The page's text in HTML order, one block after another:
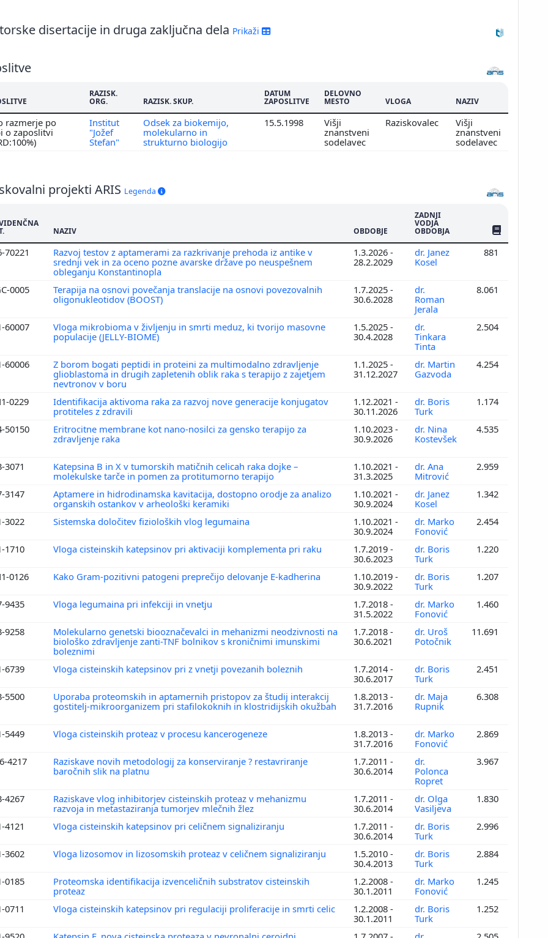
disertacije in druga zaključna dela Prikaži
RAZISK.
ORG. RAZISK. SKUP.
DATUM
ZAPOSLITVE
DELOVNO
MESTO VLOGA NAZIV
razmerje po
o zaposlitvi
Institut
"Jožef
Stefan"
Odsek za biokemijo,
molekularno in
strukturno biologijo
15.5.1998
Višji
znanstveni
sodelavec
Raziskovalec
Višji
znanstveni
sodelavec
projekti ARIS Legenda
NAZIV OBDOBJE
ZADNJI
VODJA
OBDOBJA ŠTEV.
70221
Razvoj testov z aptamerami za razkrivanje prehoda iz antike v
srednji vek in za oceno pozne avarske države po neuspešnem
obleganju Konstantinopla
1.3.2026 -
28.2.2029
dr. Janez
Kosel
881
0005
Terapija na osnovi povečanja translacije na osnovi povezovalnih
oligonukleotidov (BOOST)
1.7.2025 -
30.6.2028
dr.
Roman
Jerala
8.061
60007
Vloga mikrobioma v življenju in smrti meduz, ki tvorijo masovne
populacije (JELLY-BIOME)
1.5.2025 -
30.4.2028
dr.
Tinkara
Tinta
2.504
60006
Z borom bogati peptidi in proteini za multimodalno zdravljenje
glioblastoma in drugih zapletenih oblik raka s terapijo z zajetjem
nevtronov v boru
1.1.2025 -
31.12.2027
dr. Martin
Gazvoda
4.254
0229
Identifikacija aktivoma raka za razvoj nove generacije konjugatov
protiteles z zdravili
1.12.2021 -
30.11.2026
dr. Boris
Turk
1.174
50150
Eritrocitne membrane kot nano-nosilci za gensko terapijo za
zdravljenje raka
1.10.2023 -
30.9.2026
dr. Nina
Kostevšek
4.535
3071
Katepsina B in X v tumorskih matičnih celicah raka dojke –
molekulske tarče in pomen za protitumorno terapijo
1.10.2021 -
31.3.2025
dr. Ana
Mitrović
2.959
3147
Aptamere in hidrodinamska kavitacija, dostopno orodje za analizo
organskih ostankov v arheološki keramiki
1.10.2021 -
30.9.2024
dr. Janez
Kosel
1.342
3022 Sistemska določitev fizioloških vlog legumaina
1.10.2021 -
30.9.2024
dr. Marko
Fonović
2.454
1710 Vloga cisteinskih katepsinov pri aktivaciji komplementa pri raku
1.7.2019 -
30.6.2023
dr. Boris
Turk
1.220
0126 Kako Gram-pozitivni patogeni preprečijo delovanje E-kadherina
1.10.2019 -
30.9.2022
dr. Boris
Turk
1.207
9435 Vloga legumaina pri infekciji in vnetju
1.7.2018 -
31.5.2022
dr. Marko
Fonović
1.460
9258
Molekularno genetski biooznačevalci in mehanizmi neodzivnosti na
biološko zdravljenje zanti-TNF bolnikov s kroničnimi imunskimi
boleznimi
1.7.2018 -
30.6.2021
dr. Uroš
Potočnik
11.691
6739 Vloga cisteinskih katepsinov pri z vnetji povezanih boleznih
1.7.2014 -
30.6.2017
dr. Boris
Turk
2.451
5500
Uporaba proteomskih in aptamernih pristopov za študij interakcij
gostitelj-mikroorganizem pri stafilokoknih in klostridijskih okužbah
1.8.2013 -
31.7.2016
dr. Maja
Rupnik
6.308
5449 Vloga cisteinskih proteaz v procesu kancerogeneze
1.8.2013 -
31.7.2016
dr. Marko
Fonović
2.869
4217
Raziskave novih metodologij za konserviranje ? restavriranje
baročnih slik na platnu
1.7.2011 -
30.6.2014
dr.
Polonca
Ropret
3.967
4267
Raziskave vlog inhibitorjev cisteinskih proteaz v mehanizmu
razvoja in metastaziranja tumorjev mlečnih žlez
1.7.2011 -
30.6.2014
dr. Olga
Vasiljeva
1.830
4121 Vloga cisteinskih katepsinov pri celičnem signaliziranju
1.7.2011 -
30.6.2014
dr. Boris
Turk
2.996
3602 Vloga lizosomov in lizosomskih proteaz v celičnem signaliziranju
1.5.2010 -
30.4.2013
dr. Boris
Turk
2.884
0185
Proteomska identifikacija izvenceličnih substratov cisteinskih
proteaz
1.2.2008 -
30.1.2011
dr. Marko
Fonović
1.245
0711 Vloga cisteinskih katepsinov pri regulaciji proliferacije in smrti celic
1.2.2008 -
30.1.2011
dr. Boris
Turk
1.252